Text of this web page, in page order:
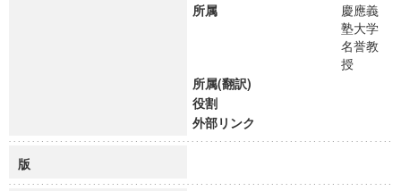
所属
慶應義
塾大学
名誉教
授
所属(翻訳)
役割
外部リンク
版